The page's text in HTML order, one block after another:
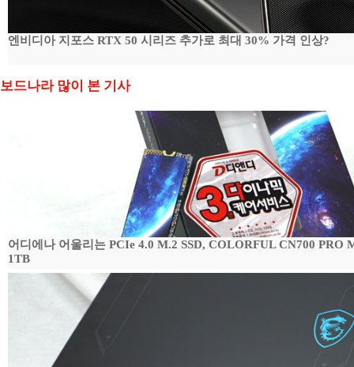
엔비디아 지포스 RTX 50 시리즈 추가로 최대 30% 가격 인상?
보드나라 많이 본 기사
어디에나 어울리는 PCIe 4.0 M.2 SSD, COLORFUL CN700 PRO
1TB